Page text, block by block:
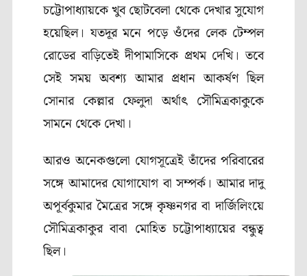
চট্টোপাধ্যায়কে খুব ছোটবেলা থেকে দেখার সুযোগ
হয়েছিল। যতদূর মনে পড়ে ওঁদের লেক টেম্পল
রোডের বাড়িতেই দীপামাসিকে প্রথম দেখি। তবে
সেই সময় অবশ্য আমার প্রধান আকর্ষণ ছিল
সোনার কেল্লার ফেলুদা অর্থাৎ সৌমিত্রকাকুকে
সামনে থেকে দেখা।
আরও অনেকগুলো যোগসূত্রেই তাঁদের পরিবারের
সঙ্গে আমাদের যোগাযোগ বা সম্পর্ক। আমার দাদু
অপূর্বকুমার মৈত্রের সঙ্গে কৃষ্ণনগর বা দার্জিলিংয়ে
সৌমিত্রকাকুর বাবা মোহিত চট্টোপাধ্যায়ের বন্ধুত্ব
ছিল।